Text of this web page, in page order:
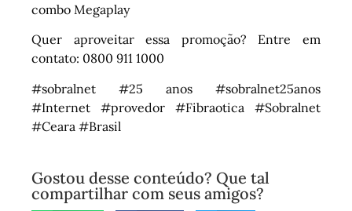
combo Megaplay
Quer aproveitar essa promoção? Entre em
contato: 0800 911 1000
#sobralnet #25 anos #sobralnet25anos
#Internet #provedor #Fibraotica #Sobralnet
#Ceara #Brasil
Gostou desse conteúdo? Que tal
compartilhar com seus amigos?